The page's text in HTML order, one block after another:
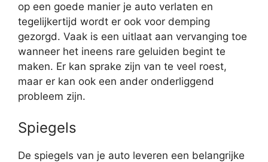
op een goede manier je auto verlaten en
tegelijkertijd wordt er ook voor demping
gezorgd. Vaak is een uitlaat aan vervanging toe
wanneer het ineens rare geluiden begint te
maken. Er kan sprake zijn van te veel roest,
maar er kan ook een ander onderliggend
probleem zijn.
Spiegels
De spiegels van je auto leveren een belangrijke